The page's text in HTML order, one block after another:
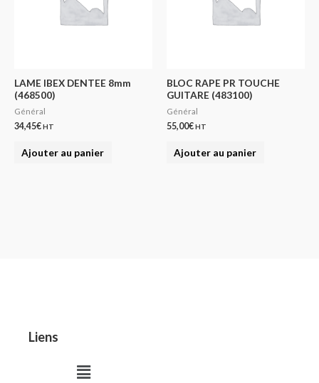
LAME IBEX DENTEE 8mm
(468500)
Général
34,45€HT
Ajouter au panier
BLOC RAPE PR TOUCHE
GUITARE (483100)
Général
55,00€HT
Ajouter au panier
Liens
Menu